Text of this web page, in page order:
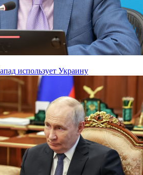
использует Украину